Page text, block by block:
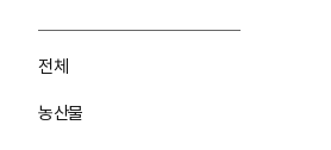
전체
농산물